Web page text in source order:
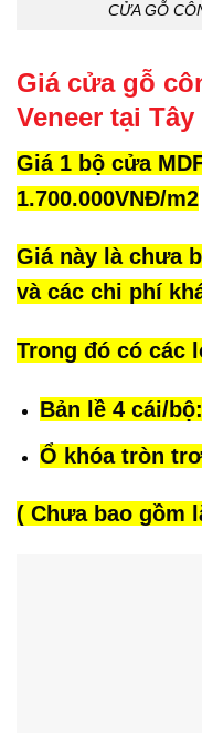
CỬA GỖ
Giá cửa gỗ
Veneer tại
Giá 1 bộ cửa
1.700.000VNĐ/m2
Giá này là chưa
và các chi phí
Trong đó có các
Bản lề 4 cái/
Ổ khóa tròn
( Chưa bao gồm